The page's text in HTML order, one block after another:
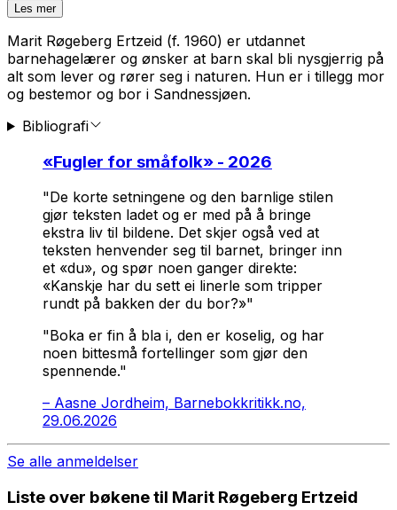
Les mer
Marit Røgeberg Ertzeid (f. 1960) er utdannet
barnehagelærer og ønsker at barn skal bli nysgjerrig på
alt som lever og rører seg i naturen. Hun er i tillegg mor
og bestemor og bor i Sandnessjøen.
Bibliografi
«Fugler for småfolk» - 2026
"De korte setningene og den barnlige stilen
gjør teksten ladet og er med på å bringe
ekstra liv til bildene. Det skjer også ved at
teksten henvender seg til barnet, bringer inn
et «du», og spør noen ganger direkte:
«Kanskje har du sett ei linerle som tripper
rundt på bakken der du bor?»"
"Boka er fin å bla i, den er koselig, og har
noen bittesmå fortellinger som gjør den
spennende."
– Aasne Jordheim, Barnebokkritikk.no,
29.06.2026
Se alle anmeldelser
Liste over bøkene til Marit Røgeberg Ertzeid